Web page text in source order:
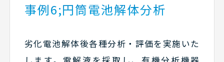
事例6;円筒電池解体分析
劣化電池解体後各種分析・評価を実施いた